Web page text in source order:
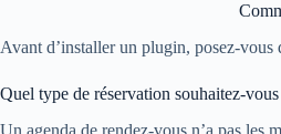
Avant d’installer un plugin, posez-vous
Quel type de réservation souhaitez-
Un agenda de rendez-vous n’a pas les